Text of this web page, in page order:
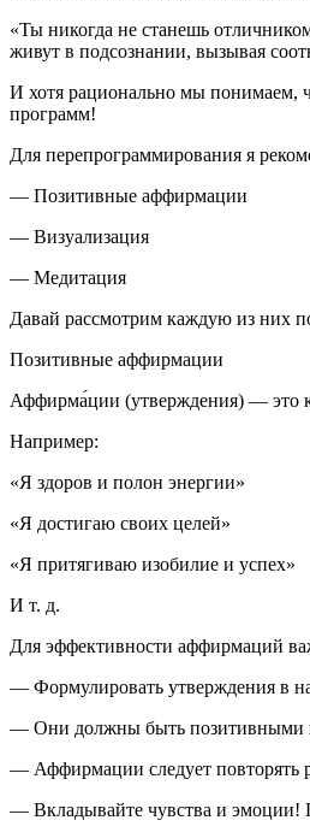
«Ты никогда не станешь
живут в подсознании, вызывая
И хотя рационально мы понимаем,
программ!
Для перепрограммирования я
— Позитивные аффирмации
— Визуализация
— Медитация
Давай рассмотрим каждую из них
Позитивные аффирмации
Аффирма́ции (утверждения) — это
Например:
«Я здоров и полон энергии»
«Я достигаю своих целей»
«Я притягиваю изобилие и успех»
И т. д.
Для эффективности аффирмаций
— Формулировать утверждения в
— Они должны быть позитивными и
— Аффирмации следует повторять
— Вкладывайте чувства и эмоции!